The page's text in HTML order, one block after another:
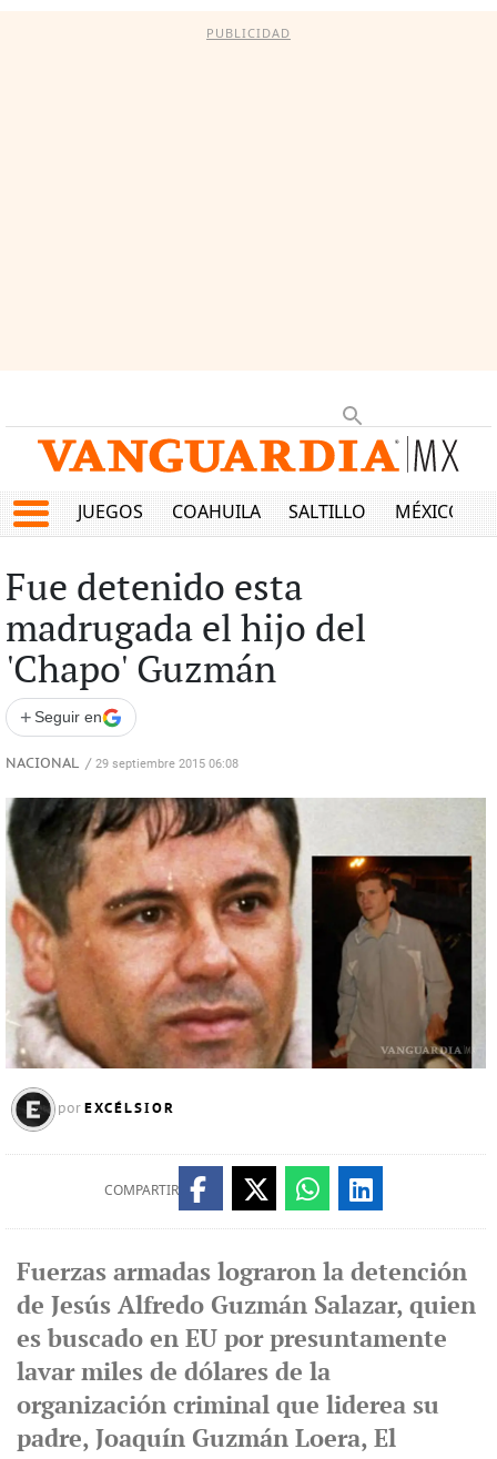
PUBLICIDAD
JUEGOS COAHUILA SALTILLO MÉXICO
Fue detenido esta
madrugada el hijo del
'Chapo' Guzmán
+ Seguir en
NACIONAL / 29 septiembre 2015 06:08
por EXCÉLSIOR
COMPARTIR
Fuerzas armadas lograron la detención
de Jesús Alfredo Guzmán Salazar, quien
es buscado en EU por presuntamente
lavar miles de dólares de la
organización criminal que liderea su
padre, Joaquín Guzmán Loera, El